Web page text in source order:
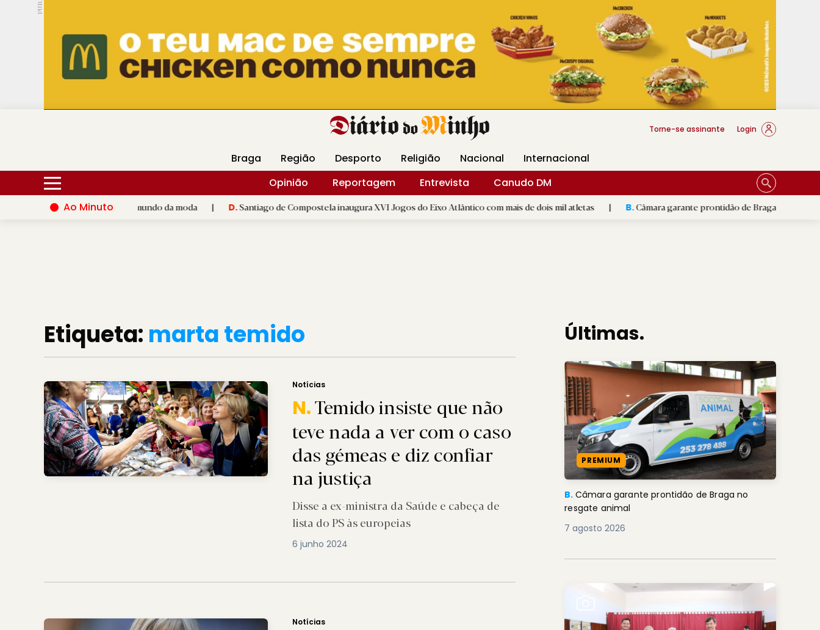
PUB.
Hoje 15ºC 30ºC DMtv Revista Minha Gráfica DM Livraria DM Arquidiocese Braga
Torne-se assinante Login
Braga Região Desporto Religião Nacional
Internacional
Opinião
Reportagem Entrevista
Canudo DM
Ao Minuto
e à inovação do mundo da moda | D.Santiago de Compostela inaugura XVI Jogos do Eixo Atlântico com mais de dois mil atletas | B.Câmara garante prontidão de Braga no resgate animal
Etiqueta: marta temido
Notícias
N.Temido insiste que não
teve nada a ver com o caso
das gémeas e diz confiar
na justiça
Disse a ex-ministra da Saúde e cabeça de
lista do PS às europeias
6 junho 2024
Notícias
Últimas.
PREMIUM
B. Câmara garante prontidão de Braga no
resgate animal
7 agosto 2026